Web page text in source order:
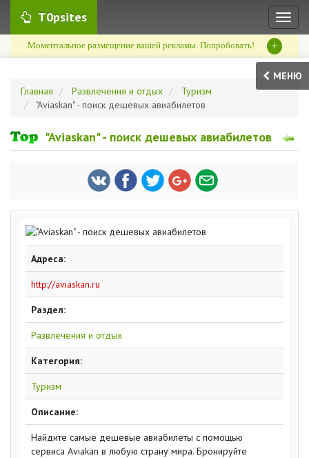
T0psites
Моментальное размещение вашей рекламы. Попробовать! +
МЕНЮ
Главная
Развлечения и отдых
Туризм
"Aviaskan" - поиск дешевых авиабилетов
"Aviaskan" - поиск дешевых авиабилетов
Адреса:
http://aviaskan.ru
Раздел:
Развлечения и отдых
Категория:
Туризм
Описание:
Найдите самые дешевые авиабилеты с помощью
сервиса Aviakan в любую страну мира. Бронируйте